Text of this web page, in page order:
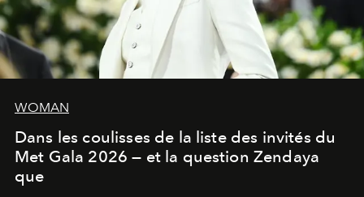
WOMAN
Dans les coulisses de la liste des invités du
Met Gala 2026 — et la question Zendaya
que